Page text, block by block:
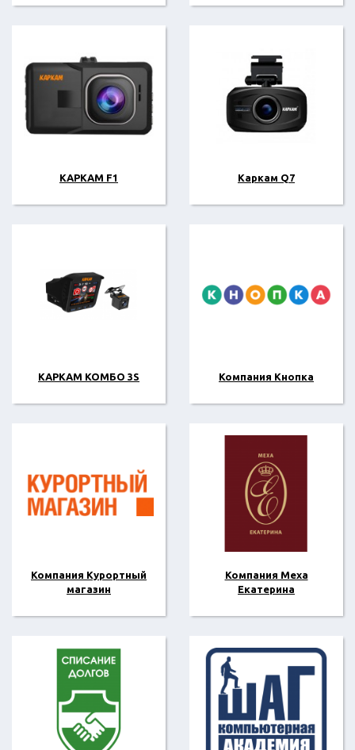
КАРКАМ F1 Каркам Q7
КАРКАМ КОМБО 3S Компания Кнопка
Компания Курортный
магазин
Компания Меха
Екатерина